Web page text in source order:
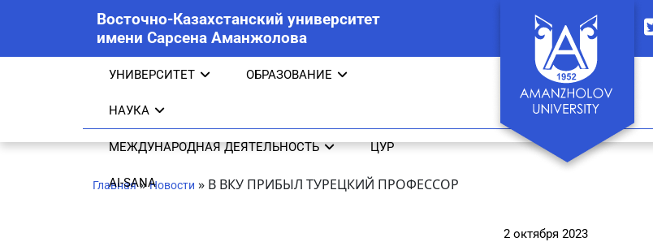
Восточно-Казахстанский университет
имени Сарсена Аманжолова
УНИВЕРСИТЕТ ОБРАЗОВАНИЕ
НАУКА
МЕЖДУНАРОДНАЯ ДЕЯТЕЛЬНОСТЬ ЦУР
AI-SANA
Главная»Новости » В ВКУ ПРИБЫЛ ТУРЕЦКИЙ ПРОФЕССОР
2 октября 2023